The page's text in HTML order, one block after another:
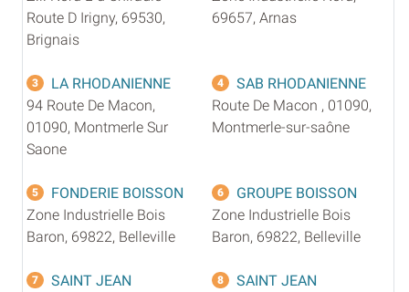
Route D Irigny, 69530,
Brignais
69657, Arnas
3
LA RHODANIENNE
94 Route De Macon,
01090, Montmerle Sur
Saone
4
SAB RHODANIENNE
Route De Macon , 01090,
Montmerle-sur-saône
5
FONDERIE BOISSON
Zone Industrielle Bois
Baron, 69822, Belleville
6
GROUPE BOISSON
Zone Industrielle Bois
Baron, 69822, Belleville
7
SAINT JEAN
8
SAINT JEAN